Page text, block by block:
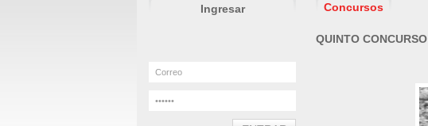
Ingresar Concursos
QUINTO